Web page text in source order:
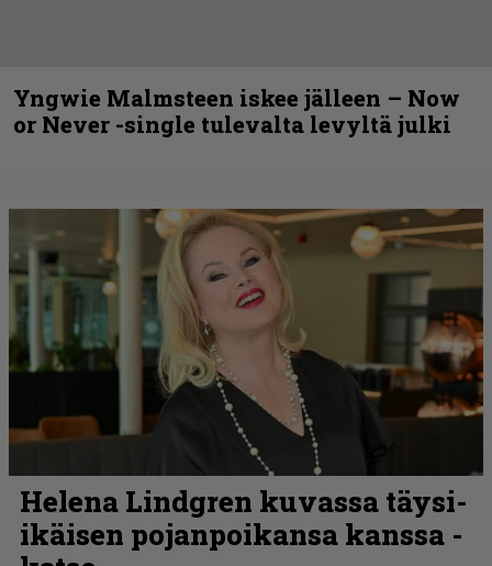
Yngwie Malmsteen iskee jälleen – Now
or Never -single tulevalta levyltä julki